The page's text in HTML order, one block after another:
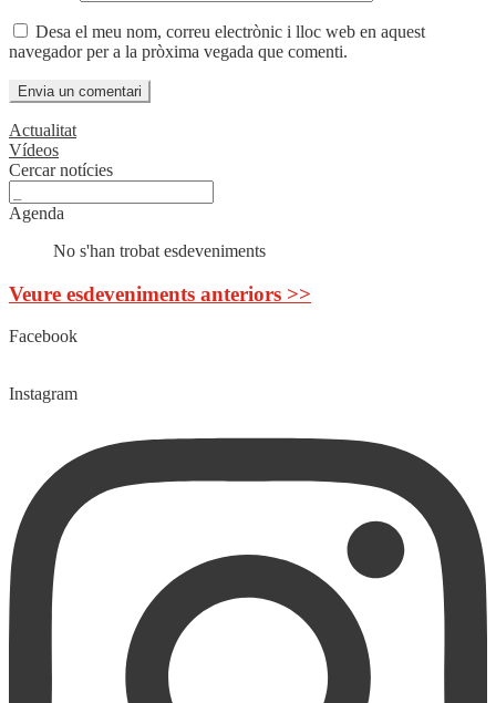
Desa el meu nom, correu electrònic i lloc web en aquest
navegador per a la pròxima vegada que comenti.
Actualitat
Vídeos
Cercar notícies
Agenda
No s'han trobat esdeveniments
Veure esdeveniments anteriors >>
Facebook
Instagram